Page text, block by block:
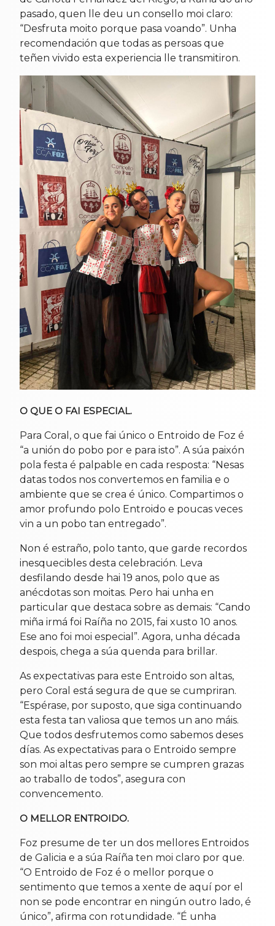
pasado, quen lle deu un consello moi claro:
“Desfruta moito porque pasa voando”. Unha
recomendación que todas as persoas que
teñen vivido esta experiencia lle transmitiron.
O QUE O FAI ESPECIAL.
Para Coral, o que fai único o Entroido de Foz é
“a unión do pobo por e para isto”. A súa paixón
pola festa é palpable en cada resposta: “Nesas
datas todos nos convertemos en familia e o
ambiente que se crea é único. Compartimos o
amor profundo polo Entroido e poucas veces
vin a un pobo tan entregado”.
Non é estraño, polo tanto, que garde recordos
inesquecibles desta celebración. Leva
desfilando desde hai 19 anos, polo que as
anécdotas son moitas. Pero hai unha en
particular que destaca sobre as demais: “Cando
miña irmá foi Raíña no 2015, fai xusto 10 anos.
Ese ano foi moi especial”. Agora, unha década
despois, chega a súa quenda para brillar.
As expectativas para este Entroido son altas,
pero Coral está segura de que se cumpriran.
“Espérase, por suposto, que siga continuando
esta festa tan valiosa que temos un ano máis.
Que todos desfrutemos como sabemos deses
días. As expectativas para o Entroido sempre
son moi altas pero sempre se cumpren grazas
ao traballo de todos”, asegura con
convencemento.
O MELLOR ENTROIDO.
Foz presume de ter un dos mellores Entroidos
de Galicia e a súa Raíña ten moi claro por que.
“O Entroido de Foz é o mellor porque o
sentimento que temos a xente de aquí por el
non se pode encontrar en ningún outro lado, é
único”, afirma con rotundidade. “É unha